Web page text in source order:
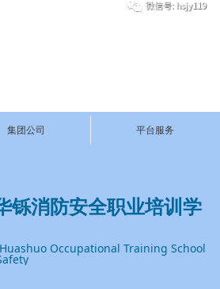
集团公司 平台服务
铄消防安全职业培训学
Occupational Training School